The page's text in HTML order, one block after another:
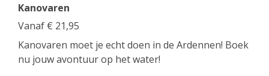
Kanovaren
Vanaf € 21,95
Kanovaren moet je echt doen in de Ardennen! Boek
nu jouw avontuur op het water!